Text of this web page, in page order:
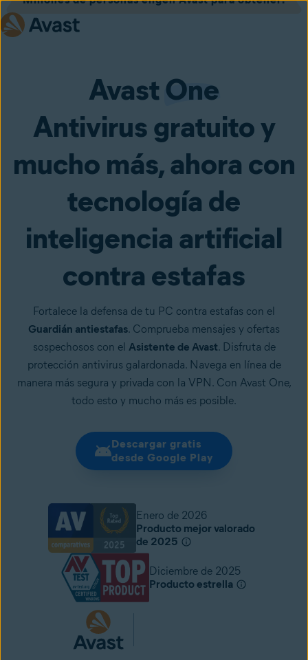
AvastOne
Antivirus gratuito y
mucho más, ahora con
tecnología de
inteligencia artificial
contra estafas
Fortalece la defensa de tu PC contra estafas con el
Guardián antiestafas. Comprueba mensajes y ofertas
sospechosos con el Asistente de Avast. Disfruta de
protección antivirus galardonada. Navega en línea de
manera más segura y privada con la VPN. Con Avast One,
todo esto y mucho más es posible.
Descargar gratis
desde Google Play
Enero de 2026
Producto mejor valorado
de 2025
Diciembre de 2025
Producto estrella